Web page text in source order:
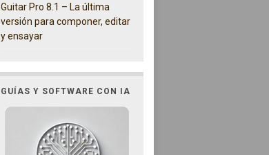
Guitar Pro 8.1 – La última
versión para componer, editar
y ensayar
GUÍAS Y SOFTWARE CON IA